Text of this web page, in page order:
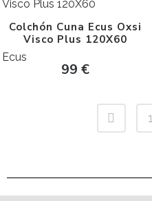
Colchón Cuna Ecus Oxsi
Visco Plus 120X60
Ecus
99 €
1